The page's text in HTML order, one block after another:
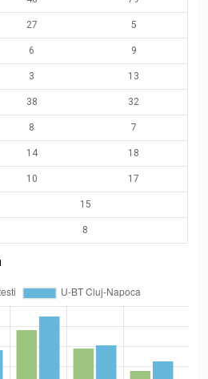
27 5
6 9
3 13
38 32
8 7
14 18
10 17
15
8